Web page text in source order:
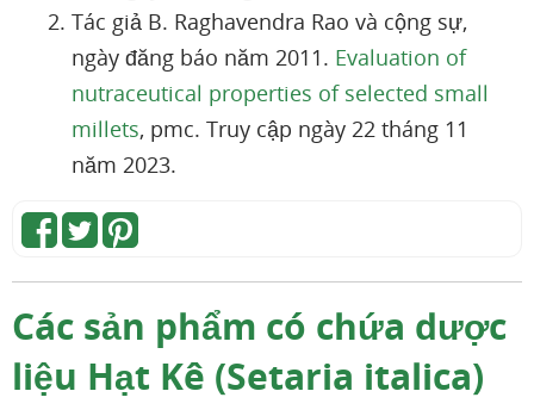
Tác giả B. Raghavendra Rao và cộng sự,
ngày đăng báo năm 2011. Evaluation of
nutraceutical properties of selected small
millets, pmc. Truy cập ngày 22 tháng 11
năm 2023.
Các sản phẩm có chứa dược
liệu Hạt Kê (Setaria italica)